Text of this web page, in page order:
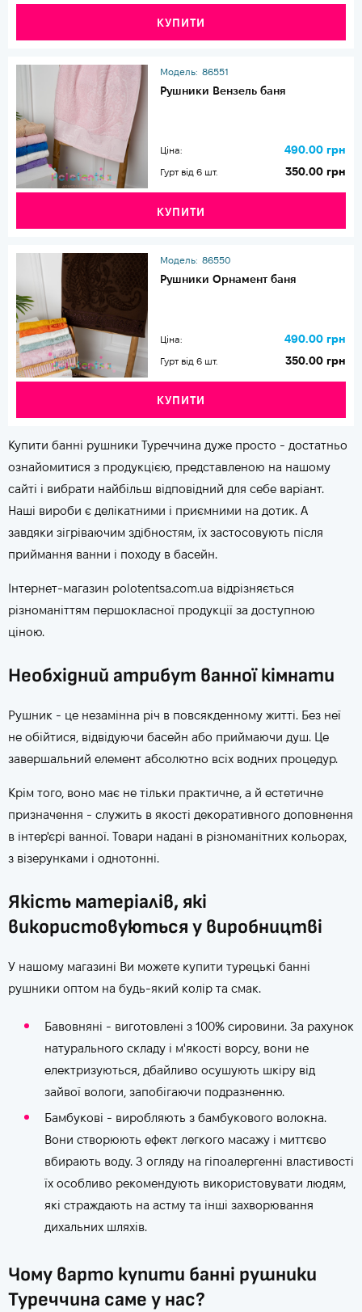
КУПИТИ
Модель: 86551
Рушники Вензель баня
Ціна: 490.00 грн
Гурт від 6 шт. 350.00 грн
КУПИТИ
Модель: 86550
Рушники Орнамент баня
Ціна: 490.00 грн
Гурт від 6 шт. 350.00 грн
КУПИТИ
Купити банні рушники Туреччина дуже просто - достатньо
ознайомитися з продукцією, представленою на нашому
сайті і вибрати найбільш відповідний для себе варіант.
Наші вироби є делікатними і приємними на дотик. А
завдяки зігріваючим здібностям, їх застосовують після
приймання ванни і походу в басейн.
Інтернет-магазин polotentsa.com.ua відрізняється
різноманіттям першокласної продукції за доступною
ціною.
Необхідний атрибут ванної кімнати
Рушник - це незамінна річ в повсякденному житті. Без неї
не обійтися, відвідуючи басейн або приймаючи душ. Це
завершальний елемент абсолютно всіх водних процедур.
Крім того, воно має не тільки практичне, а й естетичне
призначення - служить в якості декоративного доповнення
в інтер'єрі ванної. Товари надані в різноманітних кольорах,
з візерунками і однотонні.
Якість матеріалів, які
використовуються у виробництві
У нашому магазині Ви можете купити турецькі банні
рушники оптом на будь-який колір та смак.
Бавовняні - виготовлені з 100% сировини. За рахунок
натурального складу і м'якості ворсу, вони не
електризуються, дбайливо осушують шкіру від
зайвої вологи, запобігаючи подразненню.
Бамбукові - виробляють з бамбукового волокна.
Вони створюють ефект легкого масажу і миттєво
вбирають воду. З огляду на гіпоалергенні властивості
їх особливо рекомендують використовувати людям,
які страждають на астму та інші захворювання
дихальних шляхів.
Чому варто купити банні рушники
Туреччина саме у нас?